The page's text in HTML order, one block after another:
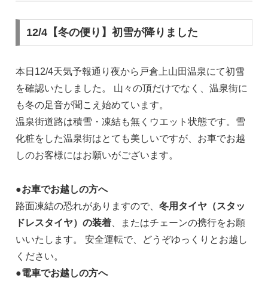
12/4【冬の便り】初雪が降りました
本日12/4天気予報通り夜から戸倉上山田温泉にて初雪
を確認いたしました。 山々の頂だけでなく、温泉街に
も冬の足音が聞こえ始めています。
温泉街道路は積雪・凍結も無くウエット状態です。雪
化粧をした温泉街はとても美しいですが、お車でお越
しのお客様にはお願いがございます。
●お車でお越しの方へ
路面凍結の恐れがありますので、 冬用タイヤ（スタッ
ドレスタイヤ）の装着 、またはチェーンの携行をお願
いいたします。 安全運転で、どうぞゆっくりとお越し
ください。
●電車でお越しの方へ